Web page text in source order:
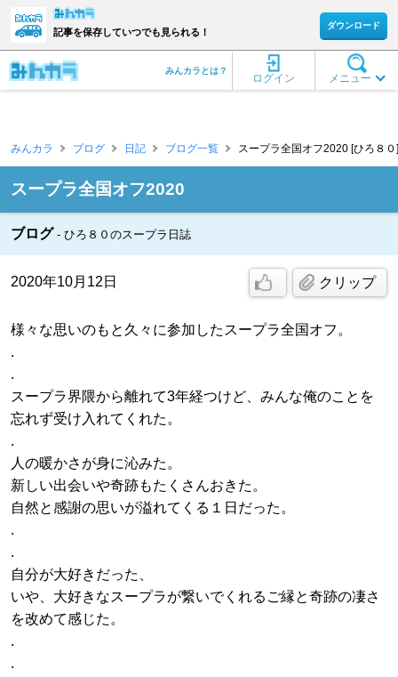
記事を保存していつでも見られる！
ダウンロード
メニュー
ログイン
みんカラとは？
みんカラ ブログ 日記 ブログ一覧 スープラ全国オフ2020 [ひろ８０]
スープラ全国オフ2020
ブログ ひろ８０のスープラ日誌
2020年10月12日 クリップ
様々な思いのもと久々に参加したスープラ全国オフ。
.
.
スープラ界隈から離れて3年経つけど、みんな俺のことを
忘れず受け入れてくれた。
.
人の暖かさが身に沁みた。
新しい出会いや奇跡もたくさんおきた。
自然と感謝の思いが溢れてくる１日だった。
.
.
自分が大好きだった、
いや、大好きなスープラが繋いでくれるご縁と奇跡の凄さ
を改めて感じた。
.
.